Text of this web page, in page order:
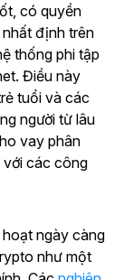
có quyền
định trên
thống phi tập
Điều này
tuổi và các
người từ lâu
vay phân
với các công
ngày càng
như một